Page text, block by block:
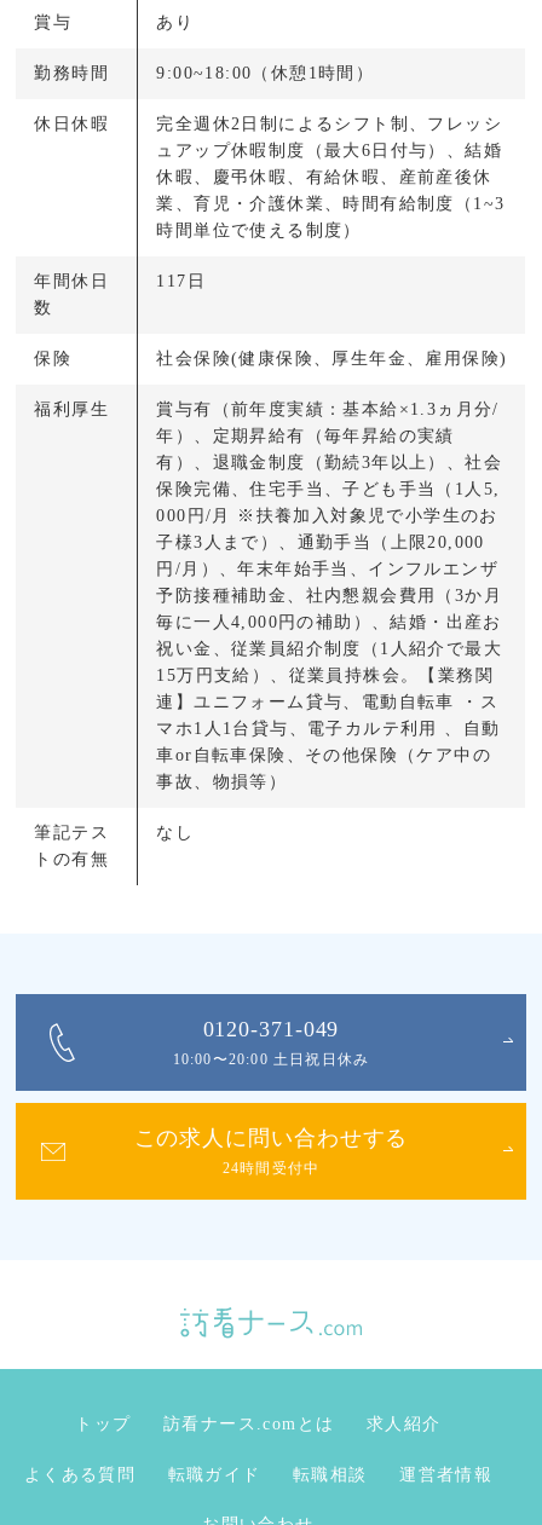
賞与 あり
勤務時間 9:00~18:00（休憩1時間）
休日休暇
完全週休2日制によるシフト制、フレッシ
ュアップ休暇制度（最大6日付与）、結婚
休暇、慶弔休暇、有給休暇、産前産後休
業、育児・介護休業、時間有給制度（1~3
時間単位で使える制度）
年間休日
数
117日
保険 社会保険(健康保険、厚生年金、雇用保険)
福利厚生
賞与有（前年度実績：基本給×1.3ヵ月分/
年）、定期昇給有（毎年昇給の実績
有）、退職金制度（勤続3年以上）、社会
保険完備、住宅手当、子ども手当（1人5,
000円/月 ※扶養加入対象児で小学生のお
子様3人まで）、通勤手当（上限20,000
円/月）、年末年始手当、インフルエンザ
予防接種補助金、社内懇親会費用（3か月
毎に一人4,000円の補助）、結婚・出産お
祝い金、従業員紹介制度（1人紹介で最大
15万円支給）、従業員持株会。【業務関
連】ユニフォーム貸与、電動自転車 ・ス
マホ1人1台貸与、電子カルテ利用 、自動
車or自転車保険、その他保険（ケア中の
事故、物損等）
筆記テス
トの有無
なし
0120-371-049
10:00〜20:00 土日祝日休み
この求人に問い合わせする
24時間受付中
トップ 訪看ナース.comとは 求人紹介
よくある質問 転職ガイド 転職相談 運営者情報